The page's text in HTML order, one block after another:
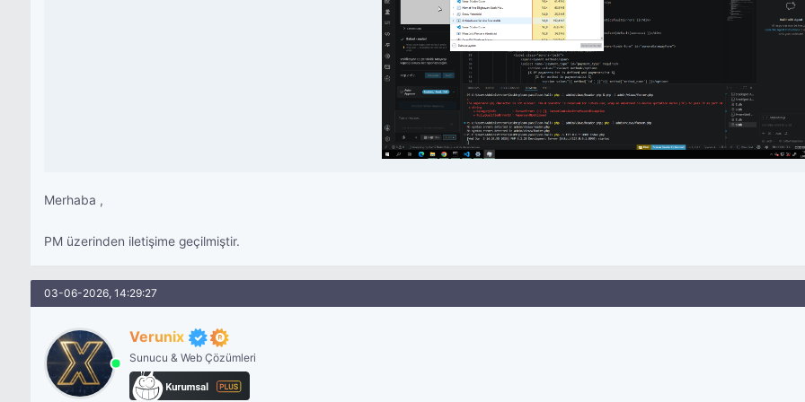
Merhaba ,
PM üzerinden iletişime geçilmiştir.
03-06-2026, 14:29:27
Verunix
Sunucu & Web Çözümleri